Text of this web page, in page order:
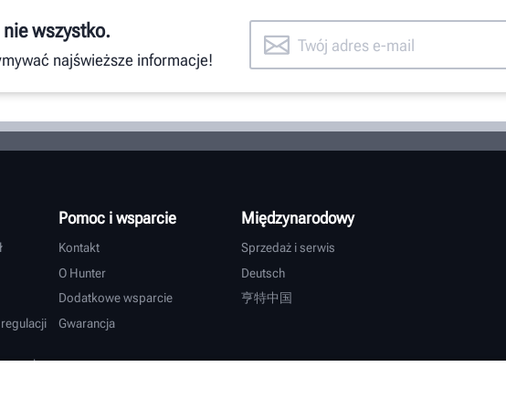
POZNAJ SPRZĘT
wszystko.
najświeższe informacje!
Pomoc i wsparcie
Kontakt
O Hunter
Dodatkowe wsparcie
Gwarancja
Międzynarodowy
Sprzedaż i serwis
Deutsch
亨特中国